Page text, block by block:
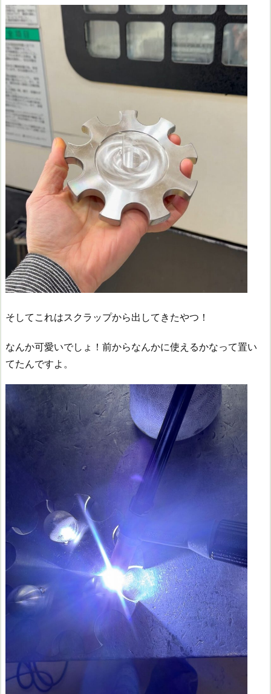
そしてこれはスクラップから出してきたやつ！
なんか可愛いでしょ！前からなんかに使えるかなって置い
てたんですよ。